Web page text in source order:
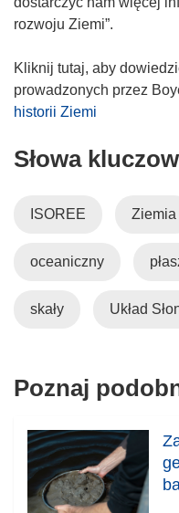
rozwoju Ziemi”.
Kliknij tutaj, aby
prowadzonych przez
historii Ziemi
Słowa
ISOREE Ziemia
oceaniczny
skały Układ
Poznaj